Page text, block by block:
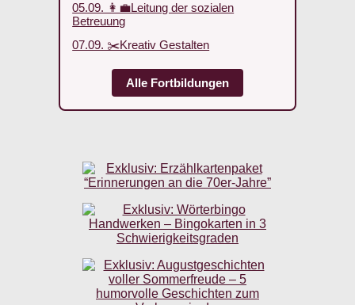
05.09. 👩‍💼Leitung der sozialen
Betreuung
07.09. ✂️Kreativ Gestalten
Alle Fortbildungen